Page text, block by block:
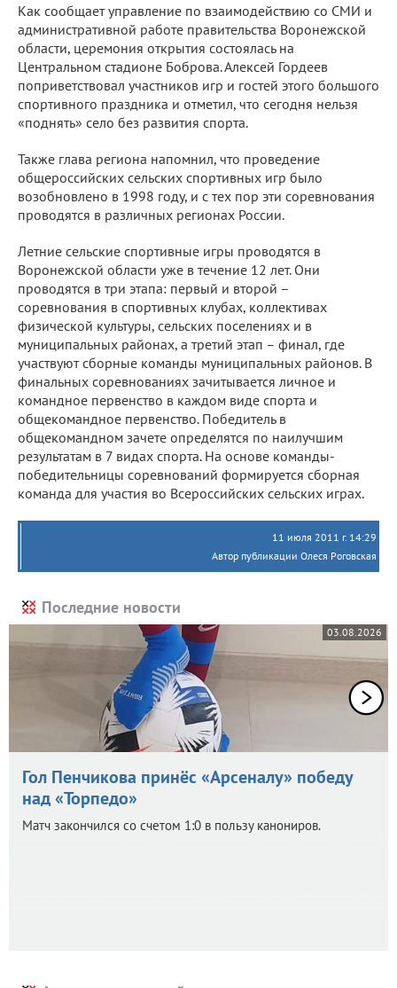
Как сообщает управление по взаимодействию со СМИ и
административной работе правительства Воронежской
области, церемония открытия состоялась на
Центральном стадионе Боброва. Алексей Гордеев
поприветствовал участников игр и гостей этого большого
спортивного праздника и отметил, что сегодня нельзя
«поднять» село без развития спорта.
Также глава региона напомнил, что проведение
общероссийских сельских спортивных игр было
возобновлено в 1998 году, и с тех пор эти соревнования
проводятся в различных регионах России.
Летние сельские спортивные игры проводятся в
Воронежской области уже в течение 12 лет. Они
проводятся в три этапа: первый и второй –
соревнования в спортивных клубах, коллективах
физической культуры, сельских поселениях и в
муниципальных районах, а третий этап – финал, где
участвуют сборные команды муниципальных районов. В
финальных соревнованиях зачитывается личное и
командное первенство в каждом виде спорта и
общекомандное первенство. Победитель в
общекомандном зачете определятся по наилучшим
результатам в 7 видах спорта. На основе команды-
победительницы соревнований формируется сборная
команда для участия во Всероссийских сельских играх.
11 июля 2011 г. 14:29
Автор публикации Олеся Роговская
Последние новости
03.08.2026
Гол Пенчикова принёс «Арсеналу» победу
над «Торпедо»
Матч закончился со счетом 1:0 в пользу канониров.